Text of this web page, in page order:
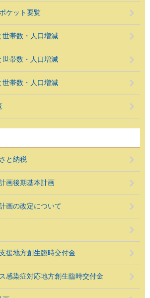
ケット要覧
世帯数・人口増減
世帯数・人口増減
世帯数・人口増減
と納税
画後期基本計画
画の改定について
援地方創生臨時交付金
感染症対応地方創生臨時交付金